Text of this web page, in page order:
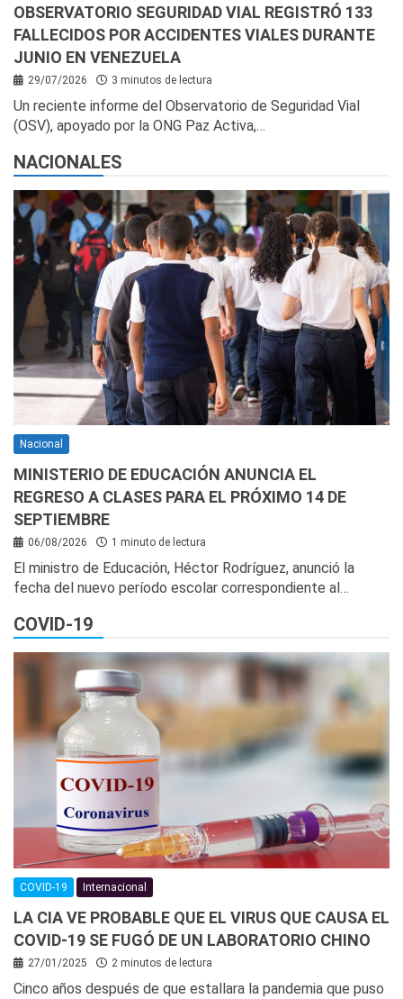
OBSERVATORIO SEGURIDAD VIAL REGISTRÓ 133
FALLECIDOS POR ACCIDENTES VIALES DURANTE
JUNIO EN VENEZUELA
29/07/2026 3 minutos de lectura
Un reciente informe del Observatorio de Seguridad Vial
(OSV), apoyado por la ONG Paz Activa,…
NACIONALES
Nacional
MINISTERIO DE EDUCACIÓN ANUNCIA EL
REGRESO A CLASES PARA EL PRÓXIMO 14 DE
SEPTIEMBRE
06/08/2026 1 minuto de lectura
El ministro de Educación, Héctor Rodríguez, anunció la
fecha del nuevo período escolar correspondiente al…
COVID-19
COVID-19 Internacional
LA CIA VE PROBABLE QUE EL VIRUS QUE CAUSA EL
COVID-19 SE FUGÓ DE UN LABORATORIO CHINO
27/01/2025 2 minutos de lectura
Cinco años después de que estallara la pandemia que puso